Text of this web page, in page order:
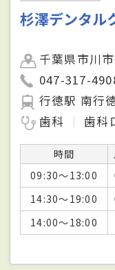
杉澤デンタル
千葉県市川
047-317-
行徳駅 南行
歯科
歯科
時間
09:30～13:00
14:30～19:00
14:00～18:00